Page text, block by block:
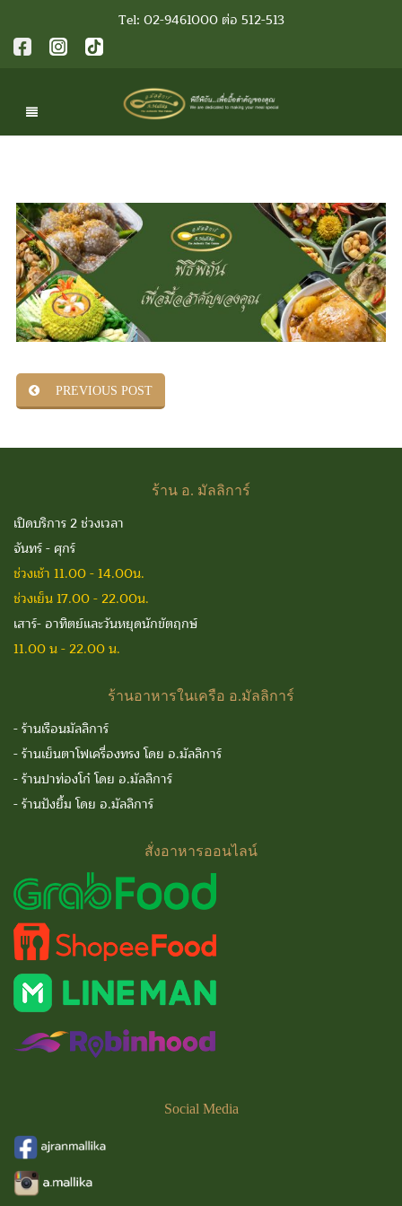
Tel: 02-9461000 ต่อ 512-513
PREVIOUS POST
ร้าน อ. มัลลิการ์
เปิดบริการ 2 ช่วงเวลา
จันทร์ - ศุกร์
ช่วงเช้า 11.00 - 14.00น.
ช่วงเย็น 17.00 - 22.00น.
เสาร์- อาทิตย์และวันหยุดนักขัตฤกษ์
11.00 น - 22.00 น.
ร้านอาหารในเครือ อ.มัลลิการ์
-ร้านเรือนมัลลิการ์
-ร้านเย็นตาโฟเครื่องทรง โดย อ.มัลลิการ์
-ร้านปาท่องโก๋ โดย อ.มัลลิการ์
-ร้านปังยิ้ม โดย อ.มัลลิการ์
สั่งอาหารออนไลน์
SocialMedia